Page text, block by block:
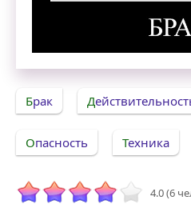
Брак
Опасность Техника
4.0 (6